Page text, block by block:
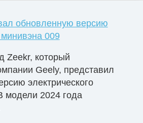
обновленную версию
минивэна 009
Zeekr, который
Geely, представил
электрического
модели 2024 года